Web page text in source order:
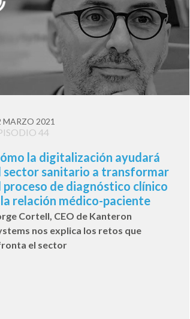
MARZO 2021
44
la digitalización ayudará
sector sanitario a transformar
proceso de diagnóstico clínico
relación médico-paciente
Cortell, CEO de Kanteron
nos explica los retos que
el sector